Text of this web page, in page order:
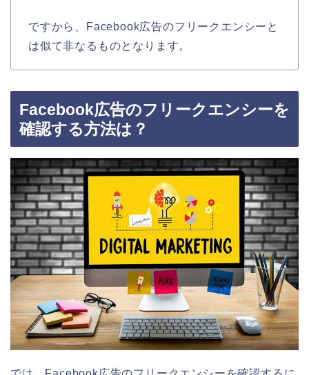
ですから、Facebook広告のフリークエンシーと
は似て非なるものとなります。
Facebook広告のフリークエンシーを
確認する方法は？